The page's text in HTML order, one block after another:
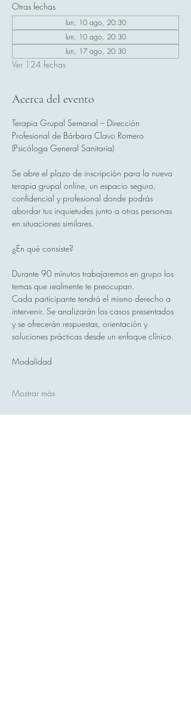
Otras fechas
lun, 10 ago, 20:30
lun, 10 ago, 20:30
lun, 17 ago, 20:30
Ver 124 fechas
Acerca del evento
Terapia Grupal Semanal – Dirección
Profesional de Bárbara Clavo Romero
(Psicóloga General Sanitaria)
Se abre el plazo de inscripción para la nueva
terapia grupal online, un espacio seguro,
confidencial y profesional donde podrás
abordar tus inquietudes junto a otras personas
en situaciones similares.
¿En qué consiste?
Durante 90 minutos trabajaremos en grupo los
temas que realmente te preocupan.
Cada participante tendrá el mismo derecho a
intervenir. Se analizarán los casos presentados
y se ofrecerán respuestas, orientación y
soluciones prácticas desde un enfoque clínico.
Modalidad
Mostrar más